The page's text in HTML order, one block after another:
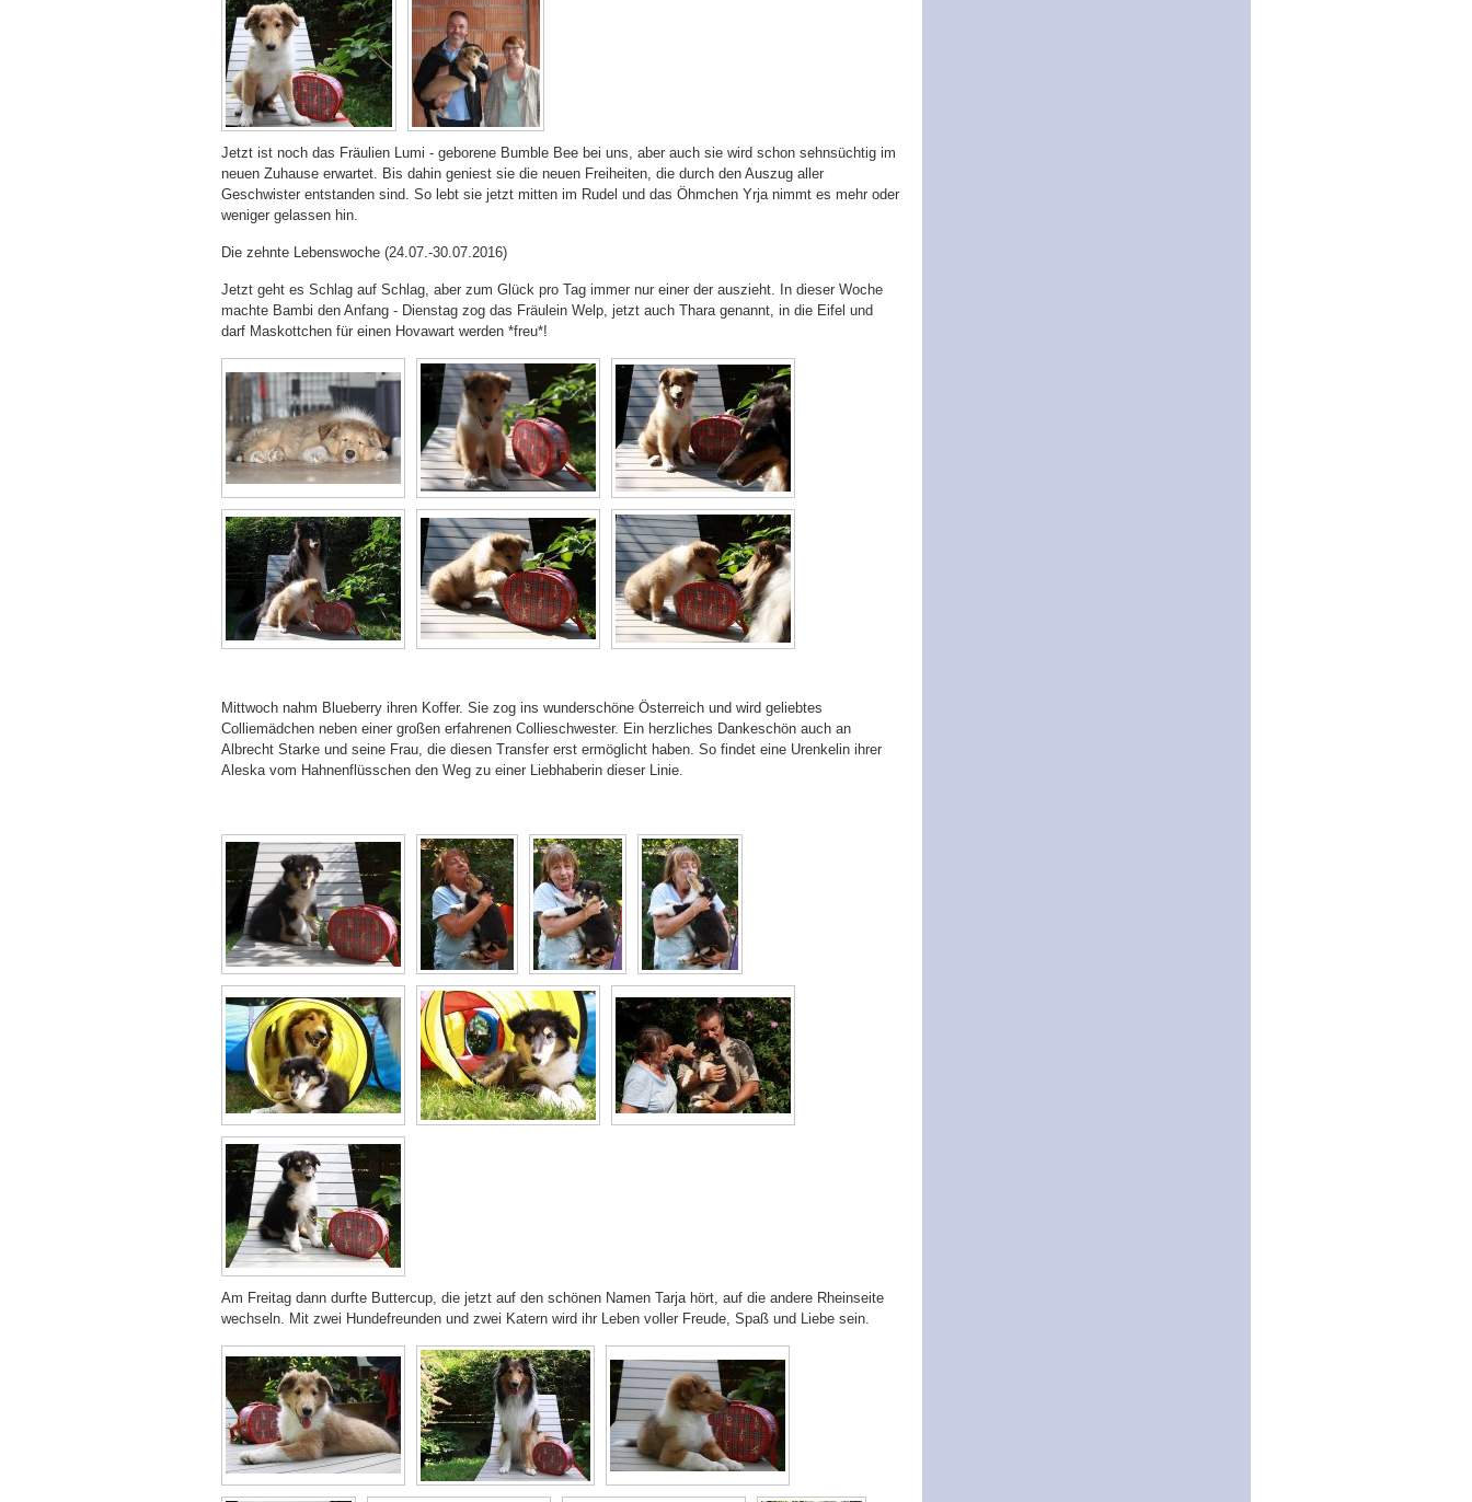
Jetzt ist noch das Fräulien Lumi - geborene Bumble Bee bei uns, aber auch sie wird schon sehnsüchtig im
neuen Zuhause erwartet. Bis dahin geniest sie die neuen Freiheiten, die durch den Auszug aller
Geschwister entstanden sind. So lebt sie jetzt mitten im Rudel und das Öhmchen Yrja nimmt es mehr oder
weniger gelassen hin.
Die zehnte Lebenswoche (24.07.-30.07.2016)
Jetzt geht es Schlag auf Schlag, aber zum Glück pro Tag immer nur einer der auszieht. In dieser Woche
machte Bambi den Anfang - Dienstag zog das Fräulein Welp, jetzt auch Thara genannt, in die Eifel und
darf Maskottchen für einen Hovawart werden *freu*!
Mittwoch nahm Blueberry ihren Koffer. Sie zog ins wunderschöne Österreich und wird geliebtes
Colliemädchen neben einer großen erfahrenen Collieschwester. Ein herzliches Dankeschön auch an
Albrecht Starke und seine Frau, die diesen Transfer erst ermöglicht haben. So findet eine Urenkelin ihrer
Aleska vom Hahnenflüsschen den Weg zu einer Liebhaberin dieser Linie.
Am Freitag dann durfte Buttercup, die jetzt auf den schönen Namen Tarja hört, auf die andere Rheinseite
wechseln. Mit zwei Hundefreunden und zwei Katern wird ihr Leben voller Freude, Spaß und Liebe sein.